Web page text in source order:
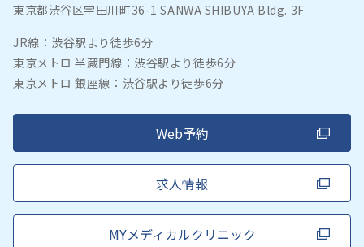
東京都渋谷区宇田川町36-1 SANWA SHIBUYA Bldg. 3F
JR線：渋谷駅より徒歩6分
東京メトロ 半蔵門線：渋谷駅より徒歩6分
東京メトロ 銀座線：渋谷駅より徒歩6分
Web予約
求人情報
MYメディカルクリニック